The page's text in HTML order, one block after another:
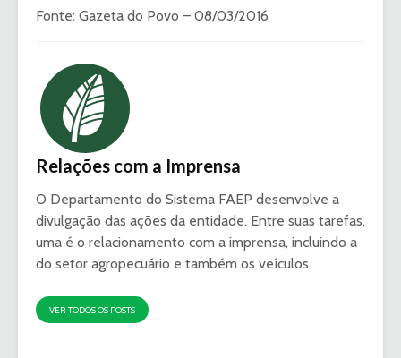
Fonte: Gazeta do Povo – 08/03/2016
Relações com a Imprensa
O Departamento do Sistema FAEP desenvolve a
divulgação das ações da entidade. Entre suas tarefas,
uma é o relacionamento com a imprensa, incluindo a
do setor agropecuário e também os veículos
VER TODOS OS POSTS